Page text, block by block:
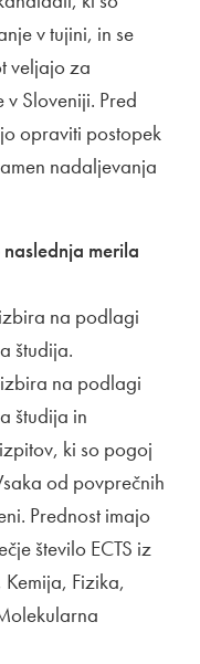
v tujini, in se
veljajo za
Sloveniji. Pred
opraviti postopek
nadaljevanja
merila
na podlagi
študija.
na podlagi
študija in
ki so pogoj
od povprečnih
Prednost imajo
število ECTS iz
Fizika,